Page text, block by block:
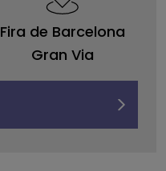
Fira de Barcelona
Gran Via